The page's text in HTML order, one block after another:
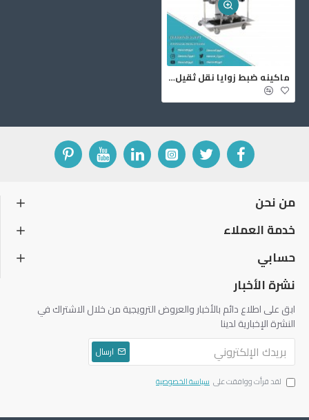
ماكينه ضبط زوايا نقل ثقيل ART64TWS
من نحن
خدمة العملاء
حسابي
نشرة الأخبار
ابق على اطلاع دائم بالأخبار والعروض الترويجية من خلال الاشتراك في
النشرة الإخبارية لدينا
ارسال
لقد قرأت ووافقت على سياسة الخصوصية